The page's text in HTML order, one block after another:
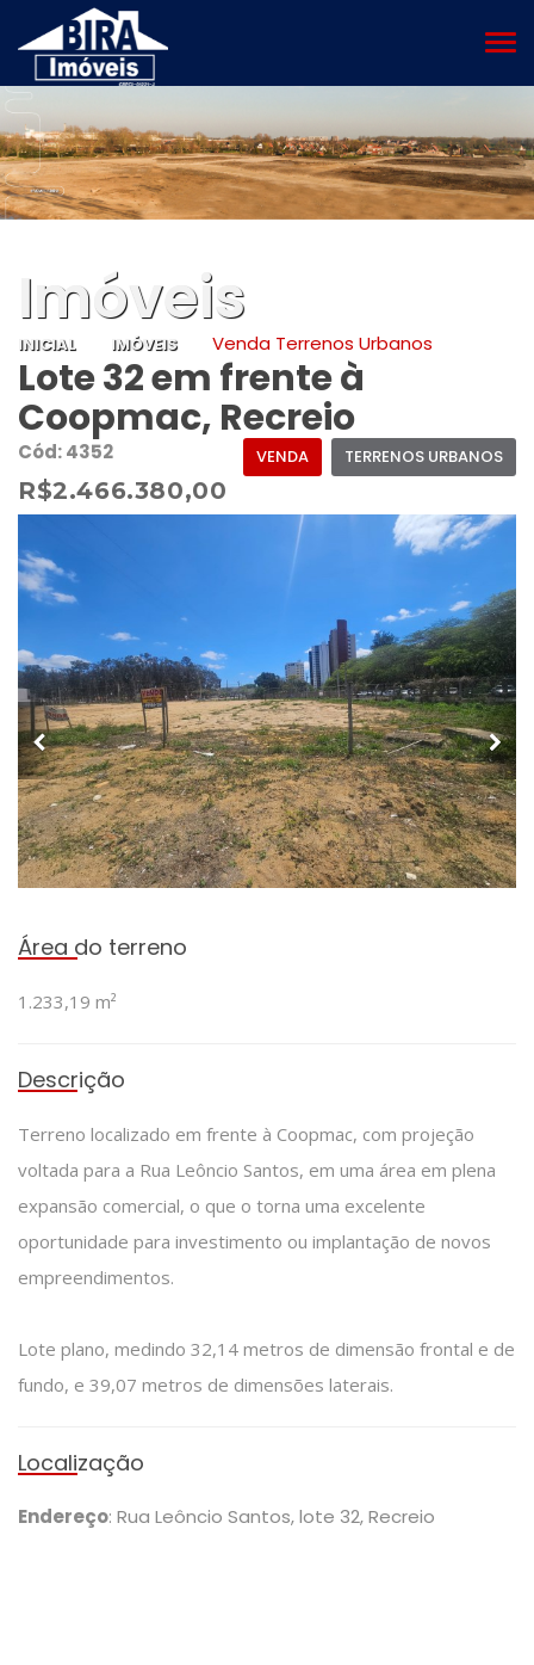
Imóveis
INICIAL IMÓVEIS Venda Terrenos Urbanos
Lote 32 em frente à
Coopmac, Recreio
VENDA TERRENOS URBANOS
Cód: 4352
R$2.466.380,00
Área do terreno
1.233,19 m²
Descrição
Terreno localizado em frente à Coopmac, com projeção
voltada para a Rua Leôncio Santos, em uma área em plena
expansão comercial, o que o torna uma excelente
oportunidade para investimento ou implantação de novos
empreendimentos.
Lote plano, medindo 32,14 metros de dimensão frontal e de
fundo, e 39,07 metros de dimensões laterais.
Localização
Endereço: Rua Leôncio Santos, lote 32, Recreio